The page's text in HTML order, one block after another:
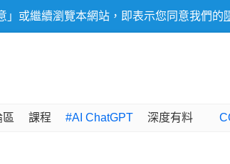
或繼續瀏覽本網站，即表示您同意我們的
課程 #AI ChatGPT 深度有料